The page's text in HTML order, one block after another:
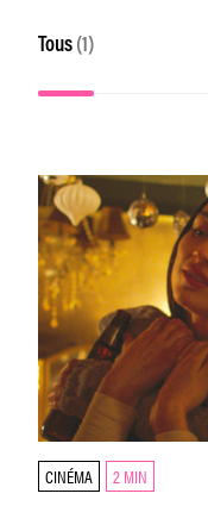
Tous (1)
CINÉMA 2 MIN